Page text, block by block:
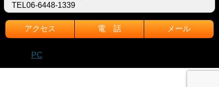
TEL06-6448-1339
アクセス 電 話 メール
PC